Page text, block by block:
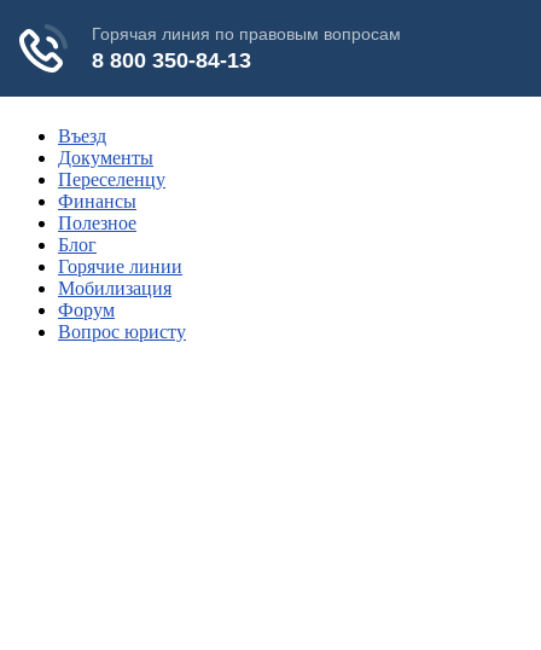
Въезд
Документы
Переселенцу
Финансы
Полезное
Блог
Горячие линии
Мобилизация
Форум
Вопрос юристу